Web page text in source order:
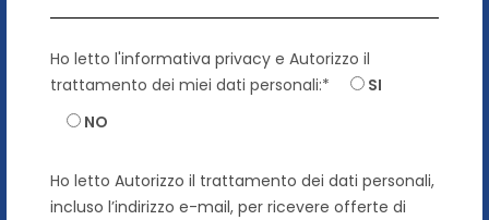
Ho letto l'informativa privacy e Autorizzo il
trattamento dei miei dati personali:*
SI
NO
Ho letto Autorizzo il trattamento dei dati personali,
incluso l’indirizzo e-mail, per ricevere offerte di